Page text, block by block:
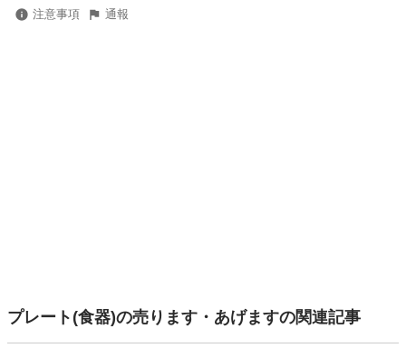
注意事項 通報
プレート(食器)の売ります・あげますの関連記事